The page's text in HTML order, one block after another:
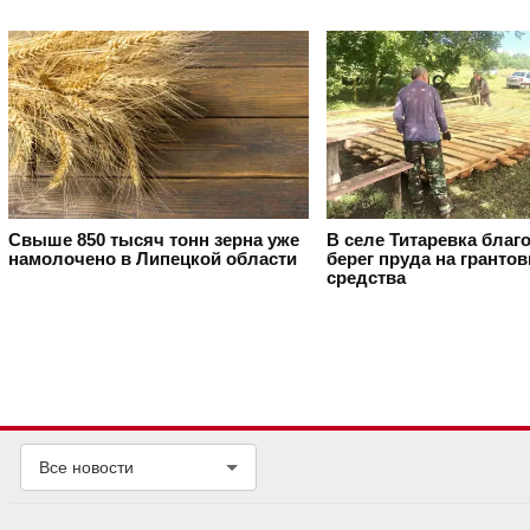
Свыше 850 тысяч тонн зерна уже
намолочено в Липецкой области
В селе Титаревка
берег пруда на
средства
Все новости